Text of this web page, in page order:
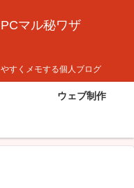
マル秘ワザ
すくメモする個人ブログ
ウェブ制作